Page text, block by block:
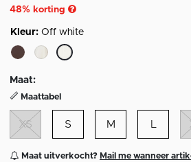
48% korting
Kleur: Off white
Maat:
Maattabel
XS S M L
Maat uitverkocht? Mail me wanneer